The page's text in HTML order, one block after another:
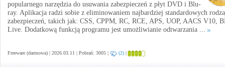
popularnego narzędzia do usuwania zabezpieczeń z płyt DVD i Blu-
ray. Aplikacja radzi sobie z eliminowaniem najbardziej standardowych
zabezpieczeń, takich jak: CSS, CPPM, RC, RCE, APS, UOP, AACS V10,
Live. Dodatkową funkcją programu jest umożliwianie odtwarzania ...
Freeware (darmowa) | 2026.03.11 | Pobrań: 3005 | (2) |